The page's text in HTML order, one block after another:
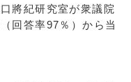
將紀研究室が衆議院
回答率97％）から当